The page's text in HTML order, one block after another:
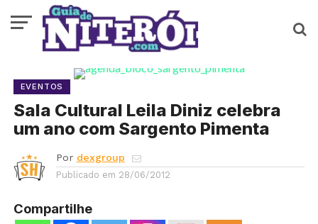
EVENTOS
Sala Cultural Leila Diniz celebra
um ano com Sargento Pimenta
Por dexgroup
Publicado em 28/06/2012
Compartilhe